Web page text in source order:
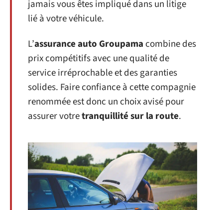
jamais vous êtes impliqué dans un litige
lié à votre véhicule.
L’assurance auto Groupama combine des
prix compétitifs avec une qualité de
service irréprochable et des garanties
solides. Faire confiance à cette compagnie
renommée est donc un choix avisé pour
assurer votretranquillité sur la route.